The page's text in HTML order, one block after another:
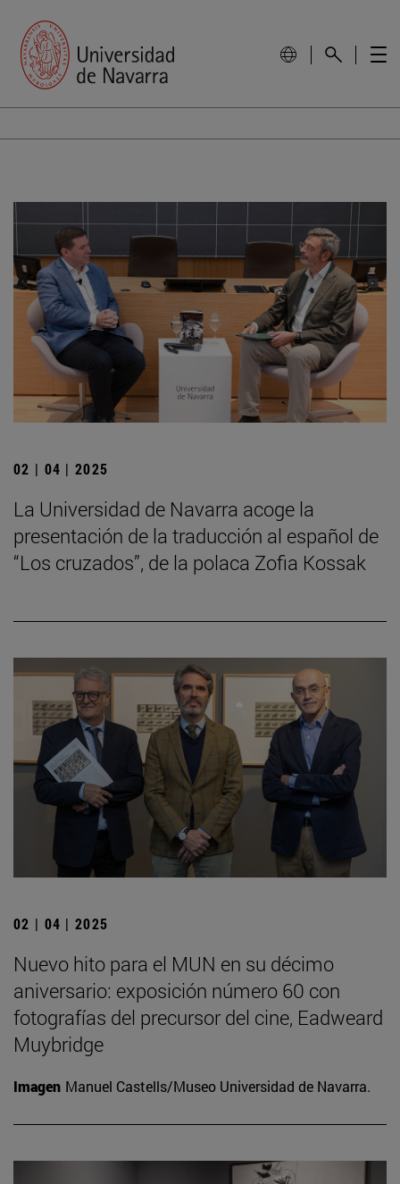
02 | 04 | 2025
La Universidad de Navarra acoge la
presentación de la traducción al español de
“Los cruzados”, de la polaca Zofia Kossak
02 | 04 | 2025
Nuevo hito para el MUN en su décimo
aniversario: exposición número 60 con
fotografías del precursor del cine, Eadweard
Muybridge
Imagen Manuel Castells/Museo Universidad de Navarra.